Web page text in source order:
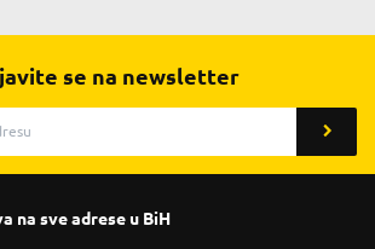
se na newsletter
na sve adrese u BiH